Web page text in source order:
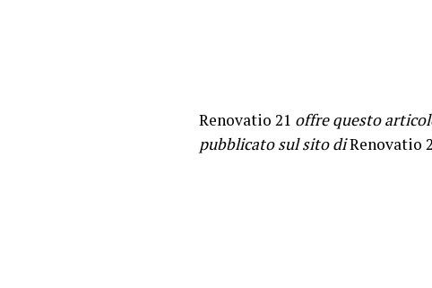
Renovatio 21 offre questo
pubblicato sul sito diRenovatio